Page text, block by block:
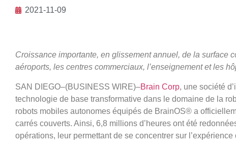
2021-11-09
Croissance importante, en glissement annuel, de la surface
aéroports, les centres commerciaux, l’enseignement et les
SAN DIEGO–(BUSINESS WIRE)–Brain Corp, une société
technologie de base transformative dans le domaine de la
robots mobiles autonomes équipés de BrainOS® a
carrés couverts. Ainsi, 6,8 millions d’heures ont été
opérations, leur permettant de se concentrer sur